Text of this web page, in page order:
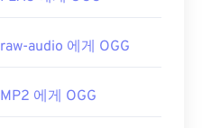
raw-audio 에게 OGG
MP2 에게 OGG